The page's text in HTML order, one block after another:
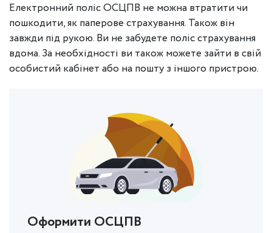
Електронний поліс ОСЦПВ не можна втратити чи
пошкодити, як паперове страхування. Також він
завжди під рукою. Ви не забудете поліс страхування
вдома. За необхідності ви також можете зайти в свій
особистий кабінет або на пошту з іншого пристрою.
Оформити ОСЦПВ